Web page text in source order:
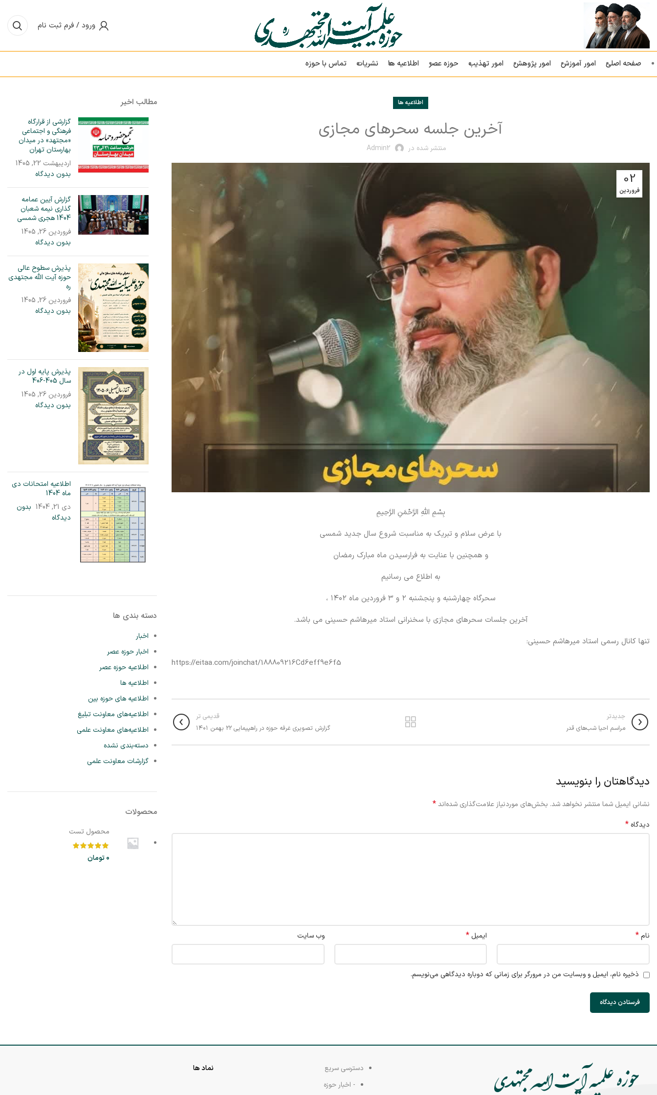
ورود / فرم ثبت نام
صفحه اصلی امور آموزش امور پژوهش امور تهذیب حوزه عصر اطلاعیه ها نشریات تماس با حوزه
اطلاعیه ها
آخرین جلسه سحرهای مجازی
منتشر شده در Admin2
02
فروردین
بِسْمِ اللَّهِ الرَّحْمَنِ الرَّحِيمِ
با عرض سلام و تبریک به مناسبت شروع سال جدید شمسی
و همچنین با عنایت به فرارسیدن ماه مبارک رمضان
به اطلاع می رسانیم
سحرگاه چهارشنبه و پنجشنبه ۲ و ۳ فروردین ماه ۱۴۰۲ ،
آخرین جلسات سحرهای مجازی با سخنرانی استاد میرهاشم حسینی می باشد.
تنها کانال رسمی استاد میرهاشم حسینی:
https://eitaa.com/joinchat/188809216Cd6eff9e6f5
جدیدتر
مراسم احیا شب‌های قدر
قدیمی تر
گزارش تصویری غرفه حوزه در راهپیمایی ۲۲ بهمن ۱۴۰۱
دیدگاهتان را بنویسید
نشانی ایمیل شما منتشر نخواهد شد. بخش‌های موردنیاز علامت‌گذاری شده‌اند*
دیدگاه *
نام* ایمیل * وب‌ سایت
ذخیره نام، ایمیل و وبسایت من در مرورگر برای زمانی که دوباره دیدگاهی می‌نویسم.
مطالب اخیر
گزارشی از قرارگاه
فرهنگی و اجتماعی
«مجتهد» در میدان‌
بهارستان تهران
اردیبهشت 22, 1405
بدون دیدگاه
گزارش آیین عمامه
گذاری نیمه شعبان
1404 هجری شمسی
فروردین 26, 1405
بدون دیدگاه
پذیرش سطوح عالی
حوزه آیت الله مجتهدی
ره
فروردین 26, 1405
بدون دیدگاه
پذیرش پایه اول در
سال 405-406
فروردین 26, 1405
بدون دیدگاه
اطلاعیه امتحانات دی
ماه 1404
دی 21, 1404
بدون
دیدگاه
دسته بندی ها
اخبار
اخبار حوزه عصر
اطلاعیه حوزه عصر
اطلاعیه ها
اطلاعیه های حوزه بین
اطلاعیه‌های معاونت تبلیغ
اطلاعیه‌های معاونت علمی
دسته‌بندی نشده
گزارشات معاونت علمی
محصولات
محصول تست
0تومان
دسترسی سریع
- اخبار حوزه
نماد ها